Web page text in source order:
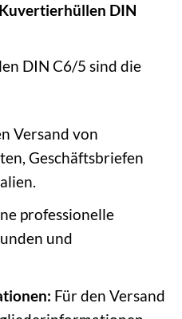
DIN
DIN C6/5 sind die
Versand von
Geschäftsbriefen
professionelle
und
Für den Versand